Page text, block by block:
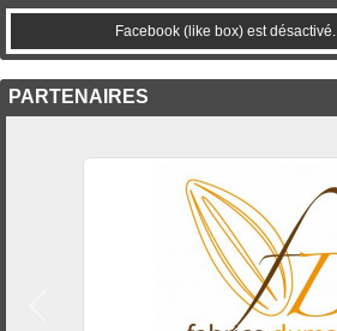
Facebook (like box) est désactivé.
PARTENAIRES